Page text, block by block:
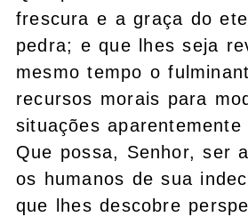
frescura e a graça do
pedra; e que lhes seja
mesmo tempo o
recursos morais para
situações aparentemente
Que possa, Senhor, ser
os humanos de sua
que lhes descobre